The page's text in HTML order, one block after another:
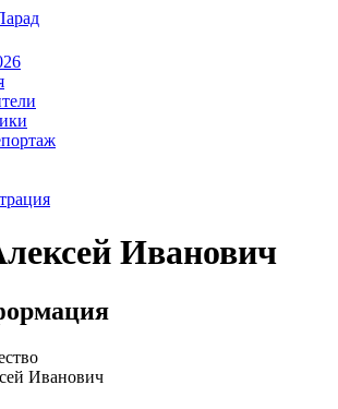
Иванович
Иванович